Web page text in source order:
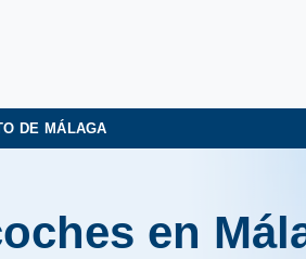
DE MÁLAGA
en